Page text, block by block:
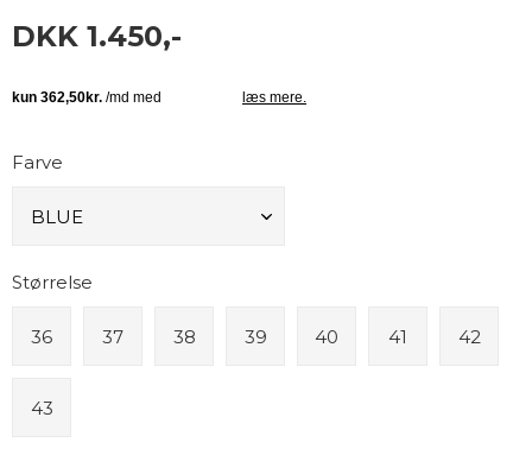
DKK 1.450,-
Farve
Størrelse
36 37 38 39 40 41 42
43